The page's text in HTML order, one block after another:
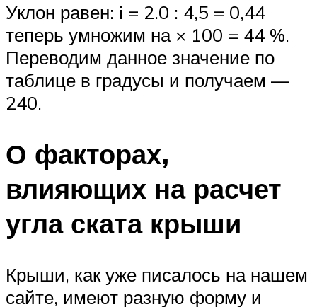
Уклон равен: i = 2.0 : 4,5 = 0,44
теперь умножим на × 100 = 44 %.
Переводим данное значение по
таблице в градусы и получаем —
240.
О факторах,
влияющих на расчет
угла ската крыши
Крыши, как уже писалось на нашем
сайте, имеют разную форму и